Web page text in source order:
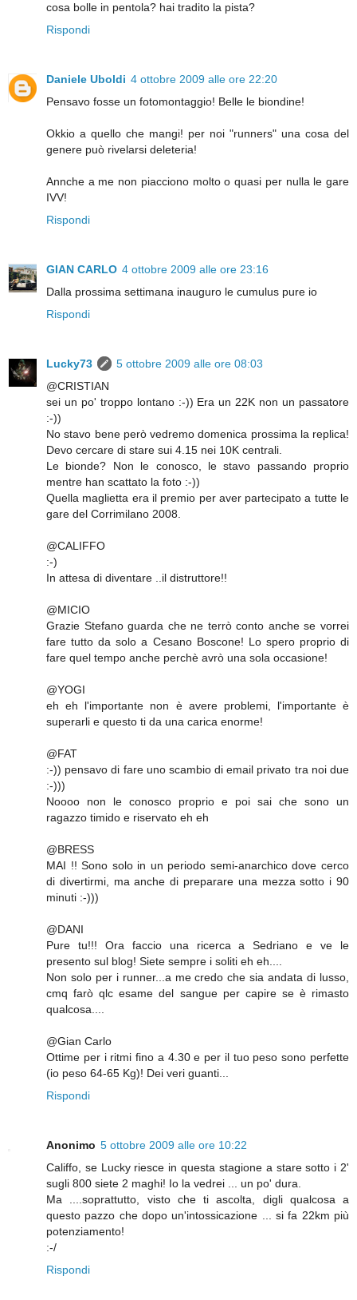
cosa bolle in pentola? hai tradito la pista?
Rispondi
Daniele Uboldi 4 ottobre 2009 alle ore 22:20
Pensavo fosse un fotomontaggio! Belle le biondine!
Okkio a quello che mangi! per noi "runners" una cosa del
genere può rivelarsi deleteria!
Annche a me non piacciono molto o quasi per nulla le gare
IVV!
Rispondi
GIAN CARLO 4 ottobre 2009 alle ore 23:16
Dalla prossima settimana inauguro le cumulus pure io
Rispondi
Lucky73
5 ottobre 2009 alle ore 08:03
@CRISTIAN
sei un po' troppo lontano :-)) Era un 22K non un passatore
:-))
No stavo bene però vedremo domenica prossima la replica!
Devo cercare di stare sui 4.15 nei 10K centrali.
Le bionde? Non le conosco, le stavo passando proprio
mentre han scattato la foto :-))
Quella maglietta era il premio per aver partecipato a tutte le
gare del Corrimilano 2008.
@CALIFFO
:-)
In attesa di diventare ..il distruttore!!
@MICIO
Grazie Stefano guarda che ne terrò conto anche se vorrei
fare tutto da solo a Cesano Boscone! Lo spero proprio di
fare quel tempo anche perchè avrò una sola occasione!
@YOGI
eh eh l'importante non è avere problemi, l'importante è
superarli e questo ti da una carica enorme!
@FAT
:-)) pensavo di fare uno scambio di email privato tra noi due
:-)))
Noooo non le conosco proprio e poi sai che sono un
ragazzo timido e riservato eh eh
@BRESS
MAI !! Sono solo in un periodo semi-anarchico dove cerco
di divertirmi, ma anche di preparare una mezza sotto i 90
minuti :-)))
@DANI
Pure tu!!! Ora faccio una ricerca a Sedriano e ve le
presento sul blog! Siete sempre i soliti eh eh....
Non solo per i runner...a me credo che sia andata di lusso,
cmq farò qlc esame del sangue per capire se è rimasto
qualcosa....
@Gian Carlo
Ottime per i ritmi fino a 4.30 e per il tuo peso sono perfette
(io peso 64-65 Kg)! Dei veri guanti...
Rispondi
Anonimo 5 ottobre 2009 alle ore 10:22
Califfo, se Lucky riesce in questa stagione a stare sotto i 2'
sugli 800 siete 2 maghi! Io la vedrei ... un po' dura.
Ma ....soprattutto, visto che ti ascolta, digli qualcosa a
questo pazzo che dopo un'intossicazione ... si fa 22km più
potenziamento!
:-/
Rispondi